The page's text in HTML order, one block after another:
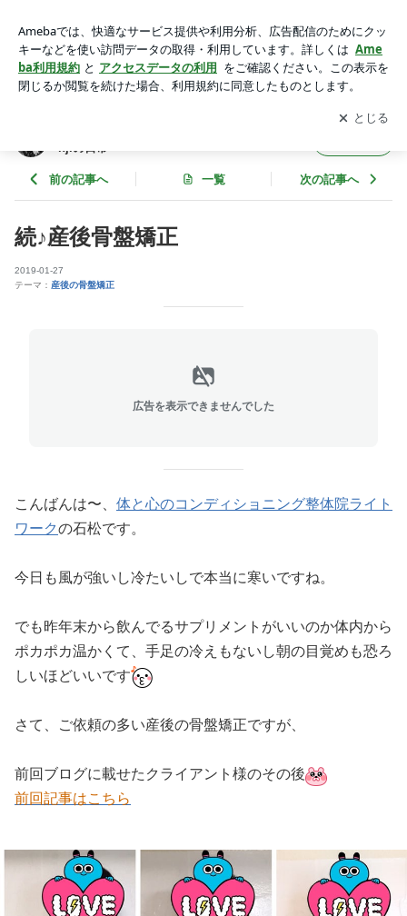
enjiの日常アプリをダウンロードして ブログの更新通知
を受け取りまし
ょう。
開く
njiの日常
前の記事へ 一覧 次の記事へ
続♪産後骨盤矯正
2019-01-27
テーマ： 産後の骨盤矯正
広告を表示できませんでした
こんばんは〜、 体と心のコンディショニング整体院ライト
ワークの石松です。
今日も風が強いし冷たいしで本当に寒いですね。
でも昨年末から飲んでるサプリメントがいいのか体内から
ポカポカ温かくて、手足の冷えもないし朝の目覚めも恐ろ
しいほどいいです
さて、ご依頼の多い産後の骨盤矯正ですが、
前回ブログに載せたクライアント様のその後
前回記事はこちら